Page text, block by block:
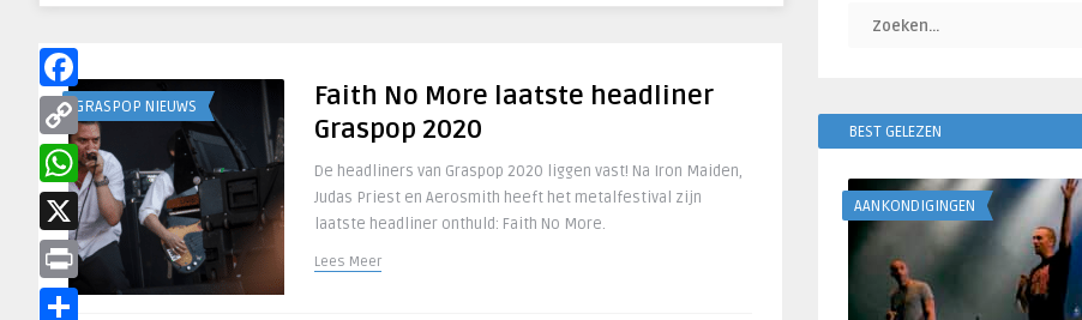
GRASPOP NIEUWS
Faith No More laatste headliner
Graspop 2020
De headliners van Graspop 2020 liggen vast! Na Iron Maiden,
Judas Priest en Aerosmith heeft het metalfestival zijn
laatste headliner onthuld: Faith No More.
Lees Meer
BEST GELEZEN
AANKONDIGINGEN
Facebook
Copy
Link
WhatsApp
X
Print